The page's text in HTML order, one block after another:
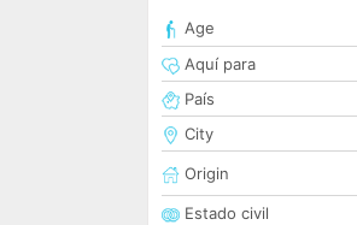
Age
Aquí para
País
City
Origin
Estado civil